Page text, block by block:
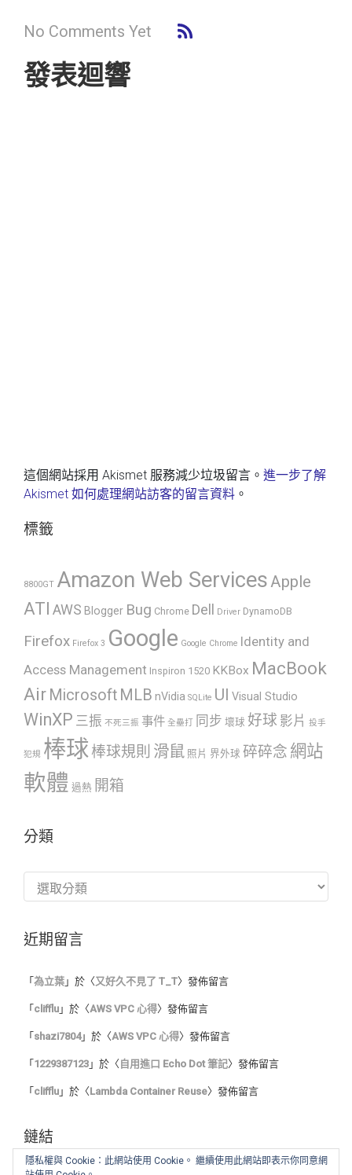
No Comments Yet
發表迴響
這個網站採用 Akismet 服務減少垃圾留言。 進一步了解
Akismet 如何處理網站訪客的留言資料 。
標籤
8800GT Amazon Web Services Apple
ATI AWS Blogger Bug Chrome Dell Driver DynamoDB
Firefox Firefox 3 Google Google Chrome Identity and
Access Management Inspiron 1520 KKBox MacBook
Air Microsoft MLB nVidia SQLite UI Visual Studio
WinXP 三振 不死三振 事件 全壘打 同步 壞球 好球 影片 投手
犯規 棒球 棒球規則 滑鼠 照片 界外球 碎碎念 網站
軟體 過熱 開箱
分類
近期留言
「 為立葉 」於〈又好久不見了 T_T〉發佈留言
「 clifflu 」於〈AWS VPC 心得〉發佈留言
「 shazi7804」於〈AWS VPC 心得〉發佈留言
「 1229387123 」於〈 自用進口 Echo Dot 筆記〉發佈留言
「 clifflu 」於〈Lambda Container Reuse〉發佈留言
鏈結
隱私權與 Cookie：此網站使用 Cookie。 繼續使用此網站即表示你同意網